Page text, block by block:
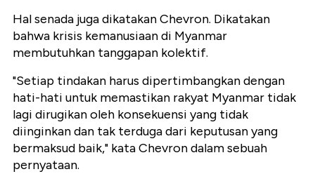
Hal senada juga dikatakan Chevron. Dikatakan
bahwa krisis kemanusiaan di Myanmar
membutuhkan tanggapan kolektif.
"Setiap tindakan harus dipertimbangkan dengan
hati-hati untuk memastikan rakyat Myanmar tidak
lagi dirugikan oleh konsekuensi yang tidak
diinginkan dan tak terduga dari keputusan yang
bermaksud baik," kata Chevron dalam sebuah
pernyataan.